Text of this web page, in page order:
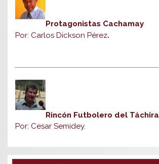
Protagonistas Cachamay
Por: Carlos Dickson Pérez.
Rincón Futbolero del Táchira
Por: Cesar Semidey.